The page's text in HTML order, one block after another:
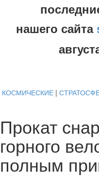
нашего сайта
КОСМИЧЕСКИЕ |
Прокат
горного
полным